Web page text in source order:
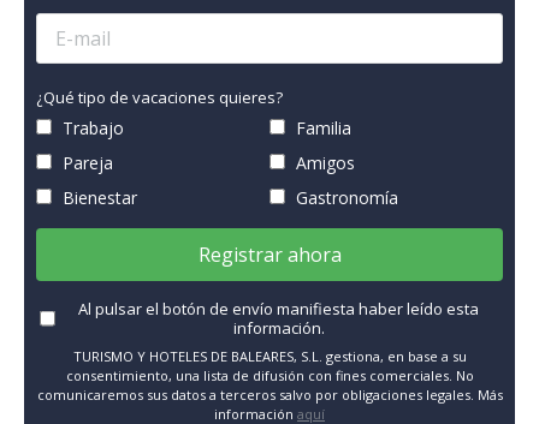
¿Qué tipo de vacaciones quieres?
Trabajo
Familia
Pareja
Amigos
Bienestar
Gastronomía
Registrar ahora
Al pulsar el botón de envío manifiesta haber leído esta
información.
TURISMO Y HOTELES DE BALEARES, S.L. gestiona, en base a su
consentimiento, una lista de difusión con fines comerciales. No
comunicaremos sus datos a terceros salvo por obligaciones legales. Más
información aquí